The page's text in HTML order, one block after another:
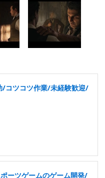
/コツコツ作業/未経験歓迎/
ーツゲームのゲーム開発/